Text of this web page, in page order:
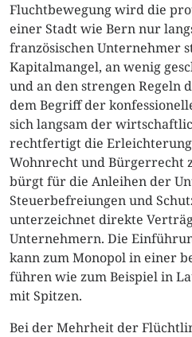
Fluchtbewegung wird die
einer Stadt wie Bern nur
französischen Unternehmer
Kapitalmangel, an wenig
und an den strengen Regeln
dem Begriff der
sich langsam der
rechtfertigt die
Wohnrecht und Bürgerrecht
bürgt für die Anleihen der
Steuerbefreiungen und
unterzeichnet direkte
Unternehmern. Die
kann zum Monopol in einer
führen wie zum Beispiel in
mit Spitzen.
Bei der Mehrheit der